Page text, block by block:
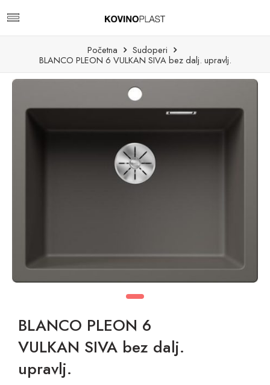
Početna
Sudoperi
BLANCO PLEON 6 VULKAN SIVA bez dalj. upravlj.
BLANCO PLEON 6
VULKAN SIVA bez dalj.
upravlj.